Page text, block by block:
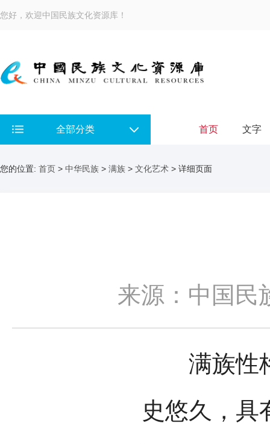
您好，欢迎中国民族文化资源库！
全部分类 首页 文字
您的位置: 首页 > 中华民族 > 满族 > 文化艺术 > 详细页面
来源：中国民
满族性格
史悠久，具